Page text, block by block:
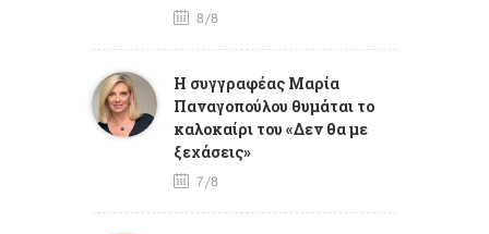
8/8
Η συγγραφέας Μαρία
Παναγοπούλου θυμάται το
καλοκαίρι του «Δεν θα με
ξεχάσεις»
7/8